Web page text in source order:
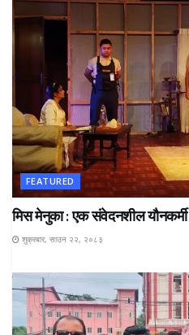
FEATURED
मिस मेनुका : एक संवेदनशील यौनकर्मी
शुक्रबार, साउन २२, २०८३